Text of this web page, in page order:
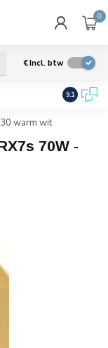
0
€Incl. btw
Wij
9.1
warm wit
70W -